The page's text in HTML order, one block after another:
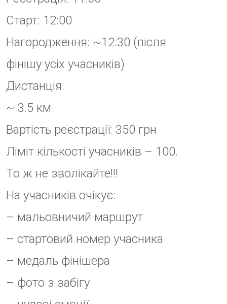
На учасників очікує:
– мальовничий маршрут
– стартовий номер учасника
– медаль фінішера
– фото з забігу
Нагородження відбуватиметься
серед чоловіків та жінок.
Лідери отримають призи від
наших партнерів.
Зверніть увагу!
трейлове взуття.
Tea Run – один з чотирьох
забігів “Ліги Плюща”.
Забіги серії:
Sakura Run – відбувся 14 квітня